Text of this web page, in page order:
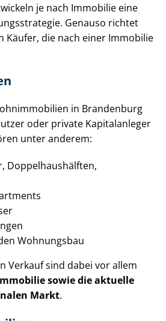
je nach Immobilie eine
Genauso richtet
Käufer, die nach einer Immobilie
in Brandenburg
oder private Kapitalanleger
unter anderem:
Dop­pel­haus­hälf­ten,
Wohnungsbau
Verkauf sind dabei vor allem
sowie die aktuelle
Markt.